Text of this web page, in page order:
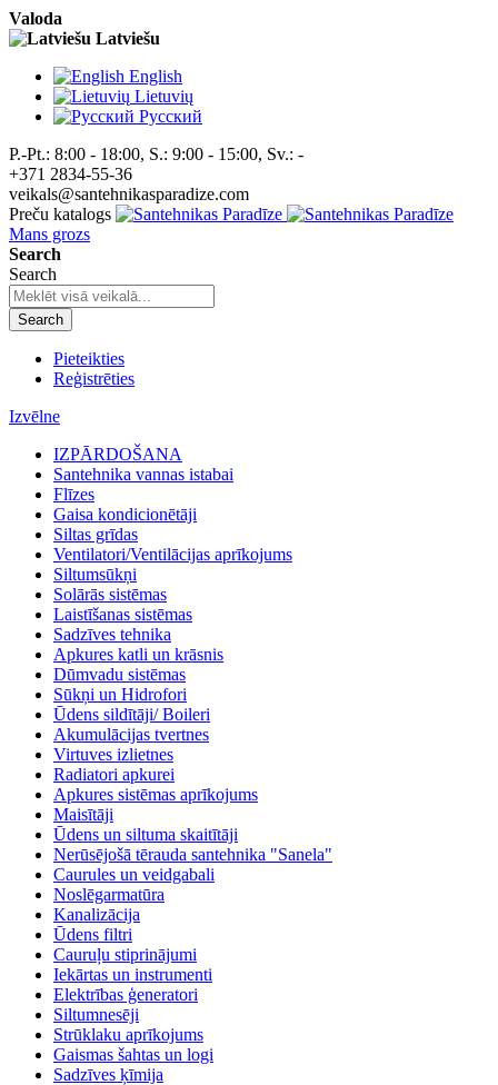
Valoda
Latviešu
English
Lietuvių
Pусский
P.-Pt.: 8:00 - 18:00, S.: 9:00 - 15:00, Sv.: -
+371 2834-55-36
veikals@santehnikasparadize.com
Preču katalogs
Mans grozs
Search
Search
Search
Pieteikties
Reģistrēties
Izvēlne
IZPĀRDOŠANA
Santehnika vannas istabai
Flīzes
Gaisa kondicionētāji
Siltas grīdas
Ventilatori/Ventilācijas aprīkojums
Siltumsūkņi
Solārās sistēmas
Laistīšanas sistēmas
Sadzīves tehnika
Apkures katli un krāsnis
Dūmvadu sistēmas
Sūkņi un Hidrofori
Ūdens sildītāji/ Boileri
Akumulācijas tvertnes
Virtuves izlietnes
Radiatori apkurei
Apkures sistēmas aprīkojums
Maisītāji
Ūdens un siltuma skaitītāji
Nerūsējošā tērauda santehnika "Sanela"
Caurules un veidgabali
Noslēgarmatūra
Kanalizācija
Ūdens filtri
Cauruļu stiprinājumi
Iekārtas un instrumenti
Elektrības ģeneratori
Siltumnesēji
Strūklaku aprīkojums
Gaismas šahtas un logi
Sadzīves ķīmija